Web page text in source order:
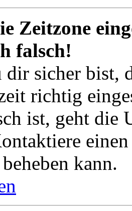
Zeitzone
falsch!
dir sicher bist,
richtig
ist, geht die
kann.